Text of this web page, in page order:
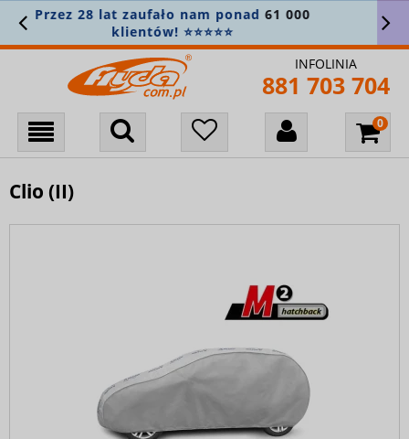
Załóż konto i zapisz się do newslettera, aby
nie przegapić nowości! 🎁
INFOLINIA
881 703 704
Clio (II)